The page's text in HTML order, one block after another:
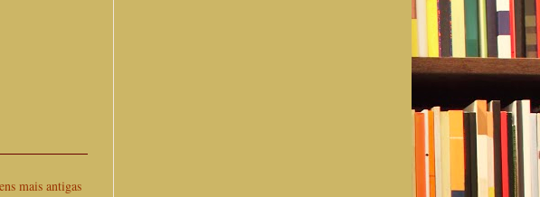
mais antigas